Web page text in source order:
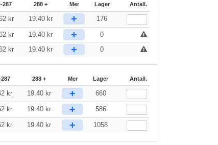
287 288 + Mer Lager Antall.
kr 19.40 kr + 176
kr 19.40 kr +
0
kr 19.40 kr + 0
287 288 + Mer Lager Antall.
kr 19.40 kr + 660
kr 19.40 kr + 586
kr 19.40 kr + 1058